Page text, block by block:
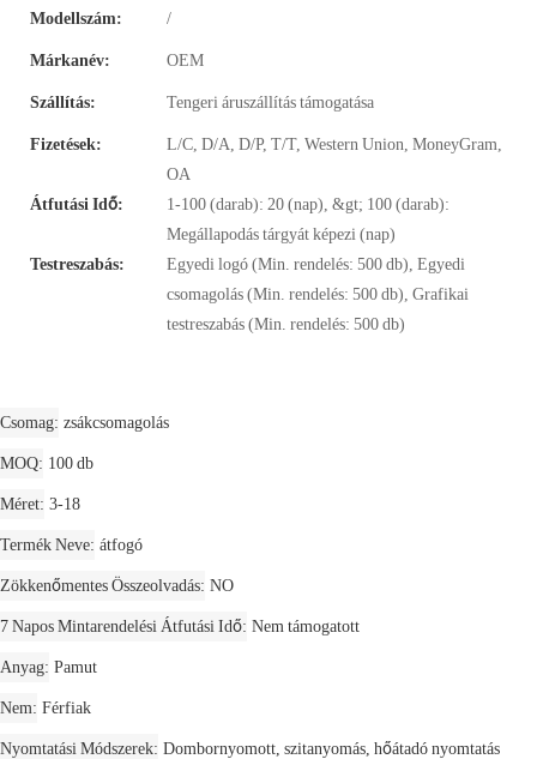
Modellszám: /
Márkanév: OEM
Szállítás: Tengeri áruszállítás támogatása
Fizetések:
L/C, D/A, D/P, T/T, Western Union, MoneyGram,
OA
Átfutási Idő:
1-100 (darab): 20 (nap), &gt; 100 (darab):
Megállapodás tárgyát képezi (nap)
Testreszabás:
Egyedi logó (Min. rendelés: 500 db), Egyedi
csomagolás (Min. rendelés: 500 db), Grafikai
testreszabás (Min. rendelés: 500 db)
Csomag zsákcsomagolás
MOQ 100 db
Méret 3-18
Termék Neve átfogó
Zökkenőmentes Összeolvadás NO
7 Napos Mintarendelési Átfutási Idő Nem támogatott
Anyag Pamut
Nem Férfiak
Nyomtatási Módszerek Dombornyomott, szitanyomás, hőátadó nyomtatás